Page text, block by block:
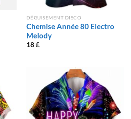
DÉGUISEMENT DISCO
Chemise Année 80 Electro
Melody
18£